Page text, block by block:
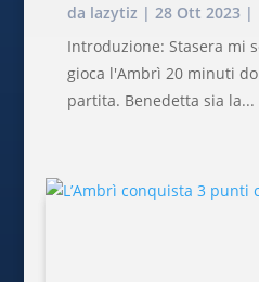
da lazytiz | 28 Ott 2023|
Introduzione: Stasera mi
gioca l'Ambrì 20 minuti
partita. Benedetta sia la...